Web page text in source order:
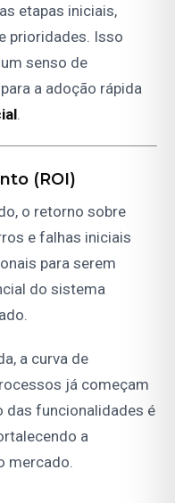
etapas iniciais,
prioridades. Isso
senso de
a adoção rápida
.
(ROI)
o retorno sobre
e falhas iniciais
para serem
do sistema
a curva de
já começam
das funcionalidades é
a
mercado.